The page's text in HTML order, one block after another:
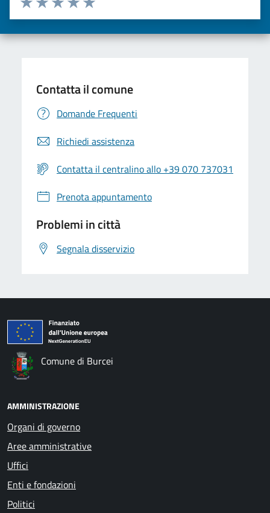
Valuta 5 stelle su 5
Valuta 4 stelle su 5
Valuta 3 stelle su 5
Valuta 2 stelle su 5
Valuta una stella su 5
Contatta il comune
Domande Frequenti
Richiedi assistenza
Contatta il centralino allo +39 070 737031
Prenota appuntamento
Problemi in città
Segnala disservizio
Comune di Burcei
AMMINISTRAZIONE
Organi di governo
Aree amministrative
Uffici
Enti e fondazioni
Politici